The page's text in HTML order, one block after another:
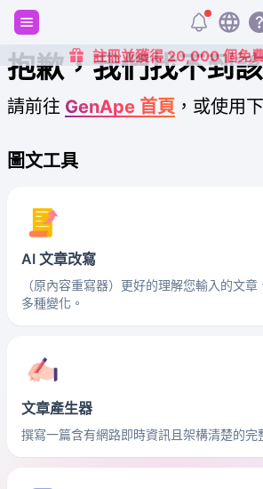
註冊並獲得 20,000 個免
抱歉，我們找不到
請前往 GenApe 首頁 ，或使用
圖文工具
AI 文章改寫
（原內容重寫器）更好的理解您輸入的文
多種變化。
文章產生器
撰寫一篇含有網路即時資訊且架構清楚的完